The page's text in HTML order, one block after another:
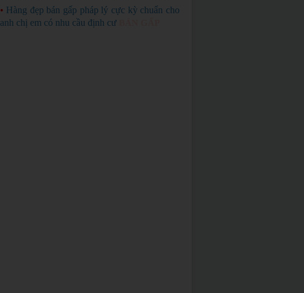
• Hàng đẹp bán gấp pháp lý cực kỳ chuẩn cho
anh chị em có nhu cầu định cư